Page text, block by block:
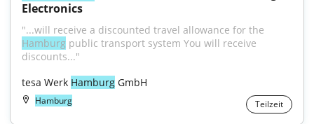
Electronics
Hamburg public transport system You will receive
discounts..."
tesa Werk Hamburg GmbH
Hamburg Teilzeit